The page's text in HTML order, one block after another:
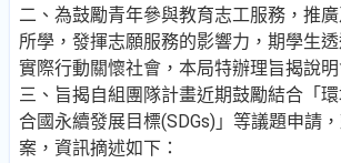
二、為鼓勵青年參與教育志工服務，推
所學，發揮志願服務的影響力，期學生
實際行動關懷社會，本局特辦理旨揭說明
三、旨揭自組團隊計畫近期鼓勵結合「
合國永續發展目標(SDGs)」等議題申請
案，資訊摘述如下：